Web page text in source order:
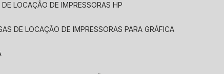
DE LOCAÇÃO DE IMPRESSORAS HP
DE LOCAÇÃO DE IMPRESSORAS PARA GRÁFICA